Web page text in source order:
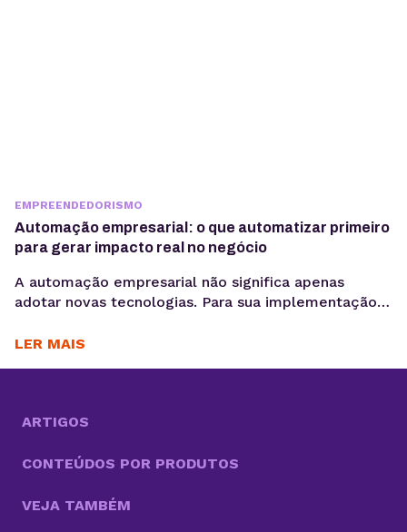
EMPREENDEDORISMO
Automação empresarial: o que automatizar primeiro
para gerar impacto real no negócio
A automação empresarial não significa apenas
adotar novas tecnologias. Para sua implementação
trabalho que reduzam tarefas repetitivas. Ou
tarefas necessárias para competir no mercado, a
LER MAIS
ARTIGOS
CONTEÚDOS POR PRODUTOS
VEJA TAMBÉM